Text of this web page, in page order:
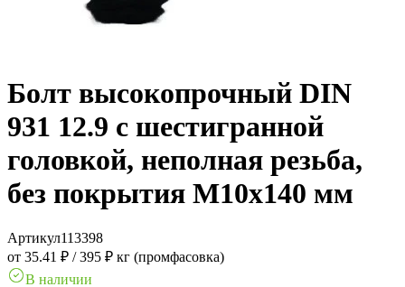
Болт высокопрочный DIN
931 12.9 с шестигранной
головкой, неполная резьба,
без покрытия M10x140 мм
Артикул113398
от 35.41 ₽ /395 ₽ кг (промфасовка)
В наличии